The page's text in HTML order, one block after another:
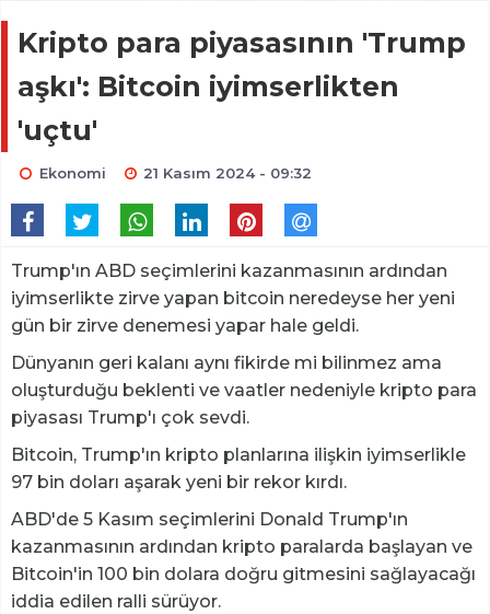
Kripto para piyasasının 'Trump
aşkı': Bitcoin iyimserlikten
'uçtu'
Ekonomi 21 Kasım 2024 - 09:32
Trump'ın ABD seçimlerini kazanmasının ardından
iyimserlikte zirve yapan bitcoin neredeyse her yeni
gün bir zirve denemesi yapar hale geldi.
Dünyanın geri kalanı aynı fikirde mi bilinmez ama
oluşturduğu beklenti ve vaatler nedeniyle kripto para
piyasası Trump'ı çok sevdi.
Bitcoin, Trump'ın kripto planlarına ilişkin iyimserlikle
97 bin doları aşarak yeni bir rekor kırdı.
ABD'de 5 Kasım seçimlerini Donald Trump'ın
kazanmasının ardından kripto paralarda başlayan ve
Bitcoin'in 100 bin dolara doğru gitmesini sağlayacağı
iddia edilen ralli sürüyor.